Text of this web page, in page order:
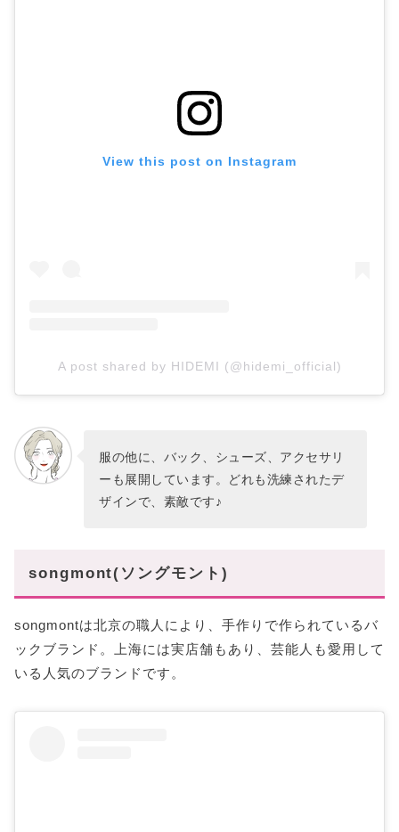
View this post on Instagram
A post shared by HIDEMI (@hidemi_official)
服の他に、バック、シューズ、アクセサリ
ーも展開しています。どれも洗練されたデ
ザインで、素敵です♪
songmont(ソングモント)
songmontは北京の職人により、手作りで作られているバ
ックブランド。上海には実店舗もあり、芸能人も愛用して
いる人気のブランドです。